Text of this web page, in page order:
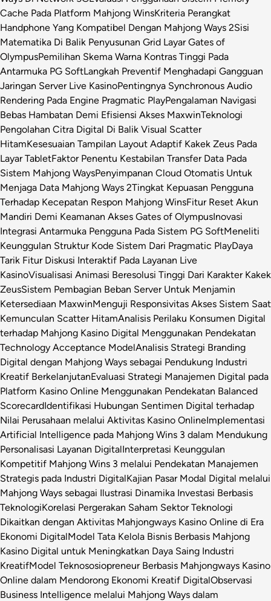
Cache Pada Platform Mahjong WinsKriteria Perangkat
Handphone Yang Kompatibel Dengan Mahjong Ways 2Sisi
Matematika Di Balik Penyusunan Grid Layar Gates of
OlympusPemilihan Skema Warna Kontras Tinggi Pada
Antarmuka PG SoftLangkah Preventif Menghadapi Gangguan
Jaringan Server Live KasinoPentingnya Synchronous Audio
Rendering Pada Engine Pragmatic PlayPengalaman Navigasi
Bebas Hambatan Demi Efisiensi Akses MaxwinTeknologi
Pengolahan Citra Digital Di Balik Visual Scatter
HitamKesesuaian Tampilan Layout Adaptif Kakek Zeus Pada
Layar TabletFaktor Penentu Kestabilan Transfer Data Pada
Sistem Mahjong WaysPenyimpanan Cloud Otomatis Untuk
Menjaga Data Mahjong Ways 2Tingkat Kepuasan Pengguna
Terhadap Kecepatan Respon Mahjong WinsFitur Reset Akun
Mandiri Demi Keamanan Akses Gates of OlympusInovasi
Integrasi Antarmuka Pengguna Pada Sistem PG SoftMeneliti
Keunggulan Struktur Kode Sistem Dari Pragmatic PlayDaya
Tarik Fitur Diskusi Interaktif Pada Layanan Live
KasinoVisualisasi Animasi Beresolusi Tinggi Dari Karakter Kakek
ZeusSistem Pembagian Beban Server Untuk Menjamin
Ketersediaan MaxwinMenguji Responsivitas Akses Sistem Saat
Kemunculan Scatter HitamAnalisis Perilaku Konsumen Digital
terhadap Mahjong Kasino Digital Menggunakan Pendekatan
Technology Acceptance ModelAnalisis Strategi Branding
Digital dengan Mahjong Ways sebagai Pendukung Industri
Kreatif BerkelanjutanEvaluasi Strategi Manajemen Digital pada
Platform Kasino Online Menggunakan Pendekatan Balanced
ScorecardIdentifikasi Hubungan Sentimen Digital terhadap
Nilai Perusahaan melalui Aktivitas Kasino OnlineImplementasi
Artificial Intelligence pada Mahjong Wins 3 dalam Mendukung
Personalisasi Layanan DigitalInterpretasi Keunggulan
Kompetitif Mahjong Wins 3 melalui Pendekatan Manajemen
Strategis pada Industri DigitalKajian Pasar Modal Digital melalui
Mahjong Ways sebagai Ilustrasi Dinamika Investasi Berbasis
TeknologiKorelasi Pergerakan Saham Sektor Teknologi
Dikaitkan dengan Aktivitas Mahjongways Kasino Online di Era
Ekonomi DigitalModel Tata Kelola Bisnis Berbasis Mahjong
Kasino Digital untuk Meningkatkan Daya Saing Industri
KreatifModel Teknososiopreneur Berbasis Mahjongways Kasino
Online dalam Mendorong Ekonomi Kreatif DigitalObservasi
Business Intelligence melalui Mahjong Ways dalam